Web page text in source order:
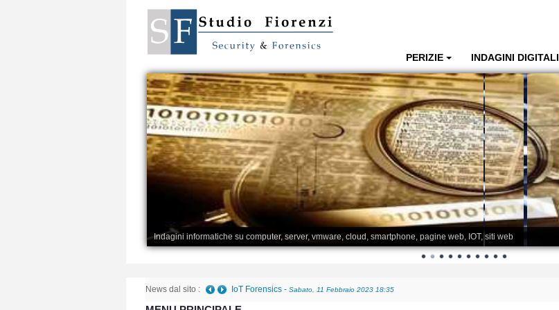
PERIZIE INDAGINI DIGITALI
Indagini informatiche su computer, server, vmware, cloud, smartphone, pagine web, IOT, siti web
News dal sito : IoT Forensics - Sabato, 11 Febbraio 2023 18:35